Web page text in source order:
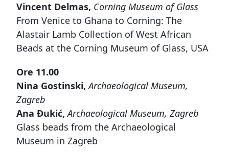
Vincent Delmas, Corning Museum of Glass
From Venice to Ghana to Corning: The
Alastair Lamb Collection of West African
Beads at the Corning Museum of Glass, USA
Ore 11.00
Nina Gostinski,Archaeological Museum,
Zagreb
Ana Đukić,Archaeological Museum, Zagreb
Glass beads from the Archaeological
Museum in Zagreb